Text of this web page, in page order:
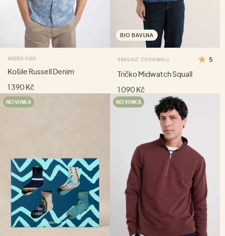
WEIRD FISH
Košile Russell Denim
1 390 Kč
BIO BAVLNA
SEASALT CORNWALL 5
Tričko Midwatch Squall
1 090 Kč
NOVINKA NOVINKA